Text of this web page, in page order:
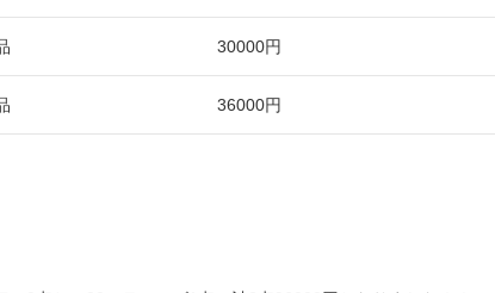
30000円
36000円